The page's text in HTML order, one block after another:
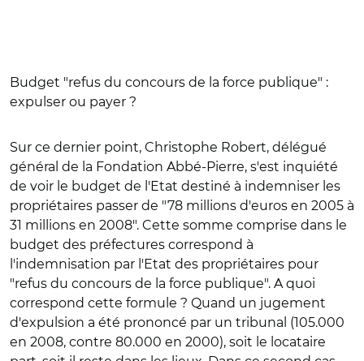
Budget "refus du concours de la force publique" :
expulser ou payer ?
Sur ce dernier point, Christophe Robert, délégué
général de la Fondation Abbé-Pierre, s'est inquiété
de voir le budget de l'Etat destiné à indemniser les
propriétaires passer de "78 millions d'euros en 2005 à
31 millions en 2008". Cette somme comprise dans le
budget des préfectures correspond à
l'indemnisation par l'Etat des propriétaires pour
"refus du concours de la force publique". A quoi
correspond cette formule ? Quand un jugement
d'expulsion a été prononcé par un tribunal (105.000
en 2008, contre 80.000 en 2000), soit le locataire